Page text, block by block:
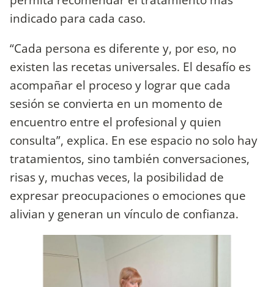
indicado para cada caso.
“Cada persona es diferente y, por eso, no
existen las recetas universales. El desafío es
acompañar el proceso y lograr que cada
sesión se convierta en un momento de
encuentro entre el profesional y quien
consulta”, explica. En ese espacio no solo hay
tratamientos, sino también conversaciones,
risas y, muchas veces, la posibilidad de
expresar preocupaciones o emociones que
alivian y generan un vínculo de confianza.